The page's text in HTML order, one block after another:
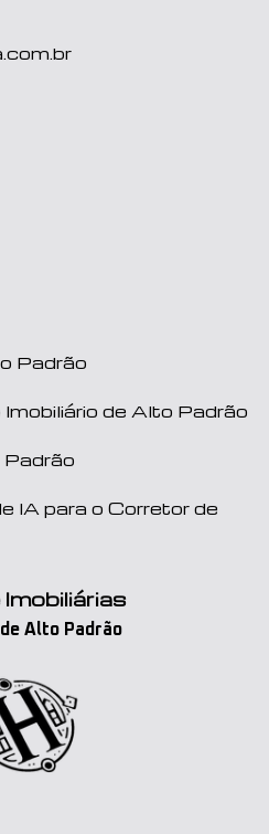
Padrão
de Alto Padrão
IA para o Corretor de
Alto Padrão